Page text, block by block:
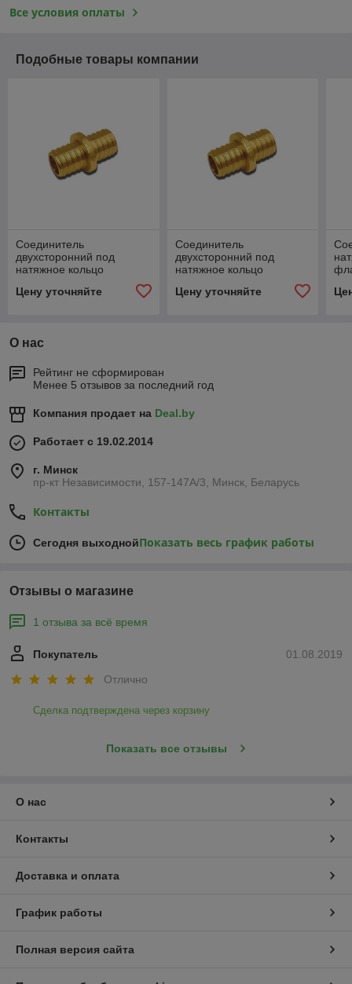
Все условия оплаты
Подобные товары компании
Соединитель
двухсторонний под
натяжное кольцо
Цену уточняйте
Соединитель
двухсторонний под
натяжное кольцо
Цену уточняйте
О нас
Рейтинг не сформирован
Менее 5 отзывов за последний год
Компания продает на Deal.by
Работает с 19.02.2014
г. Минск
пр-кт Независимости, 157-147А/3, Минск, Беларусь
Контакты
Сегодня выходнойПоказать весь график работы
Отзывы о магазине
1 отзыва за всё время
01.08.2019
Покупатель
Отлично
Сделка подтверждена через корзину
Показать все отзывы
О нас
Контакты
Доставка и оплата
График работы
Полная версия сайта